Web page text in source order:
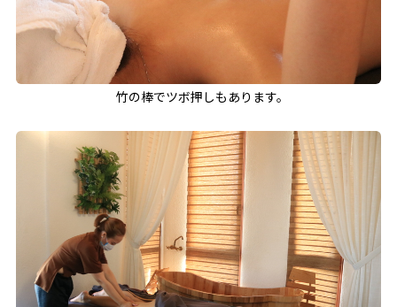
竹の棒でツボ押しもあります。